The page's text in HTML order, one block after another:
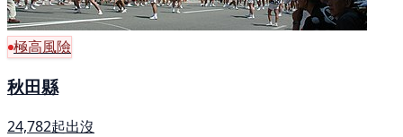
極高風險
秋田縣
24,782起出沒